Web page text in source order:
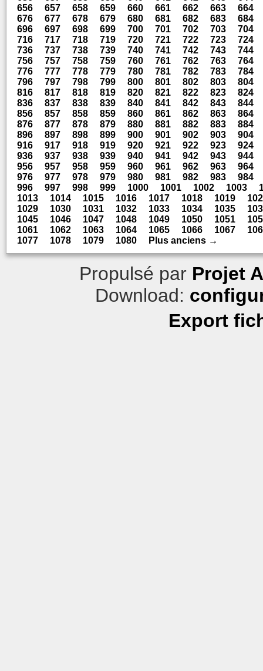
656
657 658 659 660 661 662 663
664
676
677 678 679 680 681 682 683
684
696
697 698 699 700 701 702 703
704
716
717 718 719 720 721 722 723
724
736
737 738 739 740 741 742 743
744
756
757 758 759 760 761 762 763
764
776
777 778 779 780 781 782 783
784
796
797 798 799 800 801 802 803
804
816
817 818 819 820 821 822 823
824
836
837 838 839 840 841 842 843
844
856
857 858 859 860 861 862 863
864
876
877 878 879 880 881 882 883
884
896
897 898 899 900 901 902 903
904
916
917 918 919 920 921 922 923
924
936
937 938 939 940 941 942 943
944
956
957 958 959 960 961 962 963
964
976
977 978 979 980 981 982 983
984
996
997 998 999 1000 1001 1002 1003
1013
1014 1015 1016 1017 1018 1019
1029
1030 1031 1032 1033 1034 1035
1045
1046 1047 1048 1049 1050 1051
1061
1062 1063 1064 1065 1066 1067
1077
1078 1079 1080 Plus anciens →
Propulsé par Projet
Download:
Export